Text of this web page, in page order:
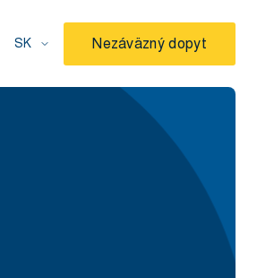
SK Nezáväzný dopyt